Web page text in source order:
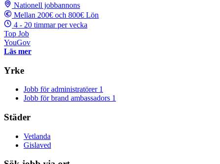
Nationell jobbannons
Mellan 200€ och 800€ Lön
4 - 20 timmar per vecka
Top Job
YouGov
Läs mer
Yrke
Jobb för administratörer 1
Jobb för brand ambassadors 1
Städer
Vetlanda
Gislaved